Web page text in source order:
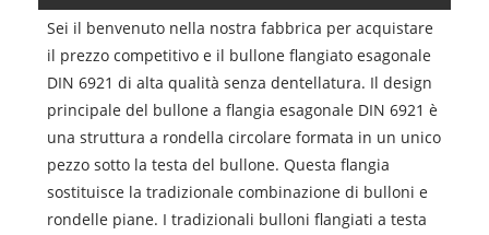
Sei il benvenuto nella nostra fabbrica per acquistare
il prezzo competitivo e il bullone flangiato esagonale
DIN 6921 di alta qualità senza dentellatura. Il design
principale del bullone a flangia esagonale DIN 6921 è
una struttura a rondella circolare formata in un unico
pezzo sotto la testa del bullone. Questa flangia
sostituisce la tradizionale combinazione di bulloni e
rondelle piane. I tradizionali bulloni flangiati a testa